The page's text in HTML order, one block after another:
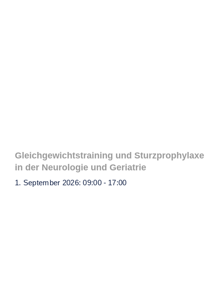
Gleichgewichtstraining und Sturzprophylaxe
in der Neurologie und Geriatrie
1. September 2026: 09:00 - 17:00